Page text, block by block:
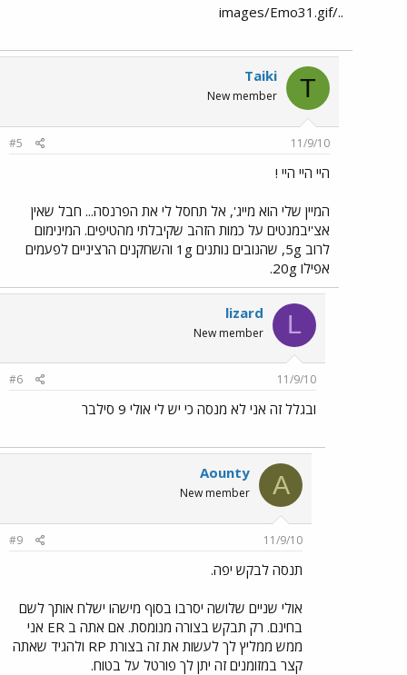
../images/Emo31.gif
T
Taiki
New member
11/9/10
#5
היי היי היי !
המיין שלי הוא מייג', אל תחסל לי את הפרנסה... חבל שאין
אצ'יבמנטים על כמות הזהב שקיבלתי מהטיפים. המינימום
לרוב 5g, שהנובים נותנים 1g והשחקנים הרציניים לפעמים
אפילו 20g.
L
lizard
New member
11/9/10
#6
ובגלל זה אני לא מנסה כי יש לי אולי 9 סילבר
A
Aounty
New member
11/9/10
#9
תנסה לבקש יפה.
אולי שניים שלושה יסרבו בסוף מישהו ישלח אותך לשם
בחינם. רק תבקש בצורה מנומסת. אם אתה ב ER אני
ממש ממליץ לך לעשות את זה בצורת RP ולהגיד שאתה
קצר במזומנים זה יתן לך פורטל על בטוח.